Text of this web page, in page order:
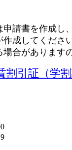
請書を作成し
成してください
合があります
割引証（学